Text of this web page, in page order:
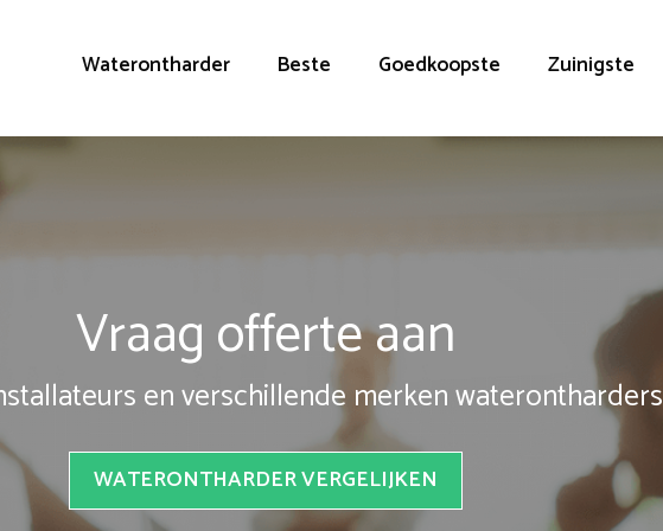
Waterontharder Beste Goedkoopste Zuinigste
Vraag offerte aan
en verschillende merken waterontharders
WATERONTHARDER VERGELIJKEN